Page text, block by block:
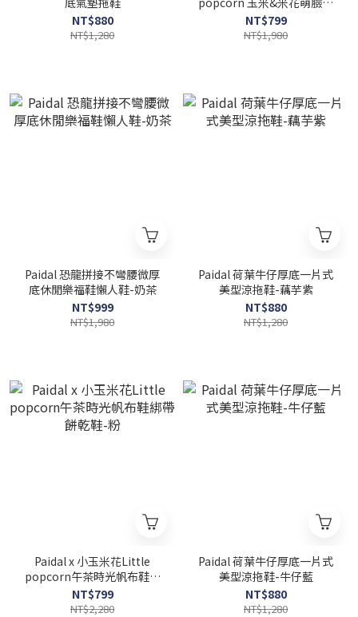
NT$880
NT$1,280
閒鞋懶人鞋不彎腰鞋-杏
NT$799
NT$1,980
Paidal 恐龍拼接不彎腰微厚
底休閒樂福鞋懶人鞋-奶茶
NT$999
NT$1,980
Paidal 荷葉牛仔厚底一片式
美型涼拖鞋-藕芋紫
NT$880
NT$1,280
Paidal x 小玉米花Little
popcorn午茶時光帆布鞋綁
帶餅乾鞋-粉
NT$799
NT$2,280
Paidal 荷葉牛仔厚底一片式
美型涼拖鞋-牛仔藍
NT$880
NT$1,280